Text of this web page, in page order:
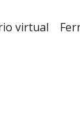
virtual